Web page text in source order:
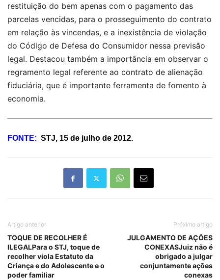
restituição do bem apenas com o pagamento das
parcelas vencidas, para o prosseguimento do contrato
em relação às vincendas, e a inexistência de violação
do Código de Defesa do Consumidor nessa previsão
legal. Destacou também a importância em observar o
regramento legal referente ao contrato de alienação
fiduciária, que é importante ferramenta de fomento à
economia.
FONTE: STJ, 15 de julho de 2012.
Artigo anterior
TOQUE DE RECOLHER É
ILEGALPara o STJ, toque de
recolher viola Estatuto da
Criança e do Adolescente e o
poder familiar
Próximo artigo
JULGAMENTO DE AÇÕES
CONEXASJuiz não é
obrigado a julgar
conjuntamente ações
conexas